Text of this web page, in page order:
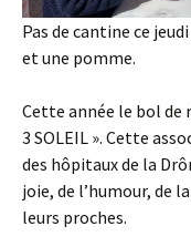
Pas de cantine ce
et une pomme.
Cette année le bol de
3 SOLEIL ». Cette
des hôpitaux de la
joie, de l’humour, de
leurs proches.